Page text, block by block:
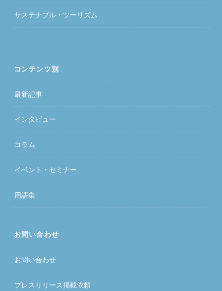
サステナブル・ツーリズム
コンテンツ別
最新記事
インタビュー
コラム
イベント・セミナー
用語集
お問い合わせ
お問い合わせ
プレスリリース掲載依頼